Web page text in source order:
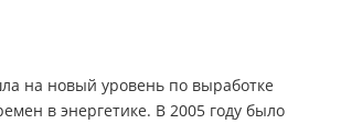
на новый уровень по выработке
в энергетике. В 2005 году было